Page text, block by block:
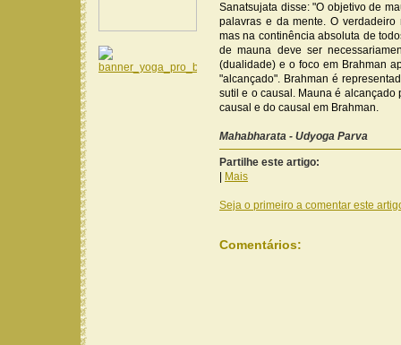
Sanatsujata disse: "O objetivo de
palavras e da mente. O
mas na continência absoluta de
de mauna deve ser
(dualidade) e o foco em Brahman
"alcançado". Brahman é
sutil e o causal. Mauna é
causal e do causal em Brahman.
Mahabharata - Udyoga Parva
Partilhe este artigo:
Mais
Seja o primeiro a comentar este
Comentários: